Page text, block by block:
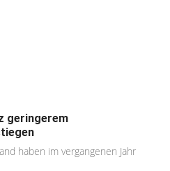
geringerem
haben im vergangenen Jahr